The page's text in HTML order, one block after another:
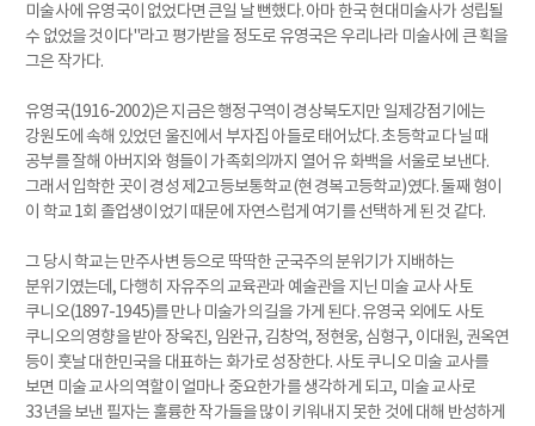
미술사에 유영국이 없었다면 큰일 날 뻔했다. 아마 한국 현대미술사가 성립될
수 없었을 것이다"라고 평가받을 정도로 유영국은 우리나라 미술사에 큰 획을
그은 작가다.
유영국(1916-2002)은 지금은 행정구역이 경상북도지만 일제강점기에는
강원도에 속해 있었던 울진에서 부자집 아들로 태어났다. 초등학교 다닐 때
공부를 잘해 아버지와 형들이 가족회의까지 열어 유 화백을 서울로 보낸다.
그래서 입학한 곳이 경성 제2고등보통학교(현 경복고등학교)였다. 둘째 형이
이 학교 1회 졸업생이었기 때문에 자연스럽게 여기를 선택하게 된 것 같다.
그 당시 학교는 만주사변 등으로 딱딱한 군국주의 분위기가 지배하는
분위기였는데, 다행히 자유주의 교육관과 예술관을 지닌 미술 교사 사토
쿠니오(1897-1945)를 만나 미술가의 길을 가게 된다. 유영국 외에도 사토
쿠니오의 영향을 받아 장욱진, 임완규, 김창억, 정현웅, 심형구, 이대원, 권옥연
등이 훗날 대한민국을 대표하는 화가로 성장한다. 사토 쿠니오 미술 교사를
보면 미술 교사의 역할이 얼마나 중요한가를 생각하게 되고, 미술 교사로
33년을 보낸 필자는 훌륭한 작가들을 많이 키워내지 못한 것에 대해 반성하게